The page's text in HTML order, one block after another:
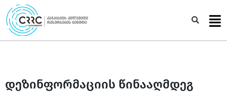
Skip
to
content
დეზინფორმაციის წინააღმდეგ